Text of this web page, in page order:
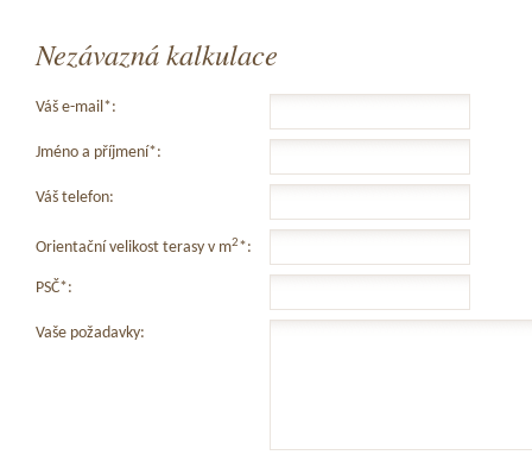
Nezávazná kalkulace
Váš e-mail*:
Jméno a příjmení*:
Váš telefon:
Orientační velikost terasy v m2*:
PSČ*:
Vaše požadavky: